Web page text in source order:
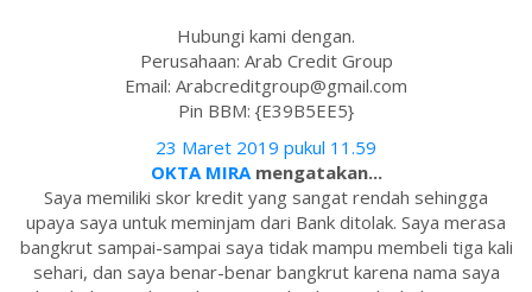
Hubungi kami dengan.
Perusahaan: Arab Credit Group
Email: Arabcreditgroup@gmail.com
Pin BBM: {E39B5EE5}
23 Maret 2019 pukul 11.59
OKTA MIRAmengatakan...
Saya memiliki skor kredit yang sangat rendah sehingga
upaya saya untuk meminjam dari Bank ditolak. Saya merasa
bangkrut sampai-sampai saya tidak mampu membeli tiga kali
sehari, dan saya benar-benar bangkrut karena nama saya